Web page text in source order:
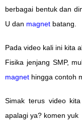
berbagai bentuk dan
U dan magnet batang.
Pada video kali ini kita
Fisika jenjang SMP,
magnet hingga contoh
Simak terus video
apalagi ya? komen yuk